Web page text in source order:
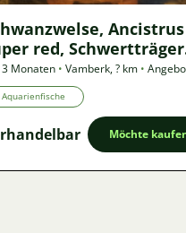
Ancistrus
red, Schwertträger
Monaten • Vamberk,? km •
Aquarienfische
Möchte